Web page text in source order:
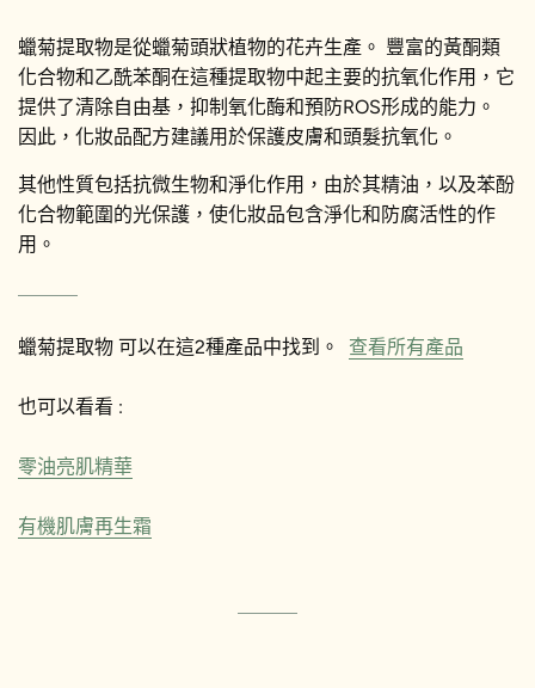
蠟菊提取物是從蠟菊頭狀植物的花卉生產。 豐富的黃酮類
化合物和乙酰苯酮在這種提取物中起主要的抗氧化作用，它
提供了清除自由基，抑制氧化酶和預防ROS形成的能力。
因此，化妝品配方建議用於保護皮膚和頭髮抗氧化。
其他性質包括抗微生物和淨化作用，由於其精油，以及苯酚
化合物範圍的光保護，使化妝品包含淨化和防腐活性的作
用。
蠟菊提取物 可以在這2種產品中找到。 查看所有產品
也可以看看 :
零油亮肌精華
有機肌膚再生霜